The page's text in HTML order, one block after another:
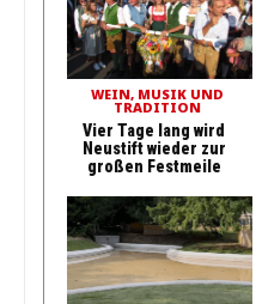
WEIN, MUSIK UND
TRADITION
Vier Tage lang wird
Neustift wieder zur
großen Festmeile